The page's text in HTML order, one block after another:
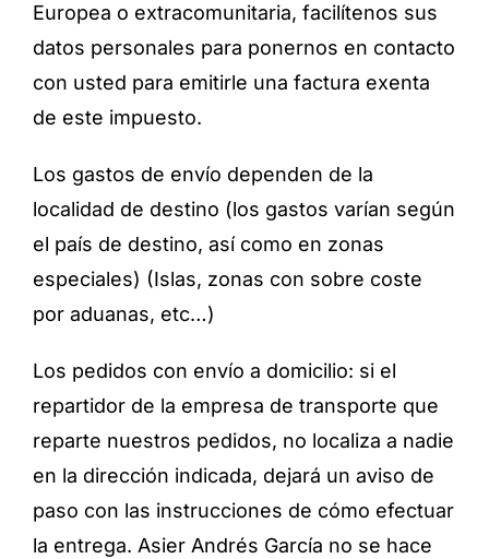
Europea o extracomunitaria, facilítenos sus
datos personales para ponernos en contacto
con usted para emitirle una factura exenta
de este impuesto.
Los gastos de envío dependen de la
localidad de destino (los gastos varían según
el país de destino, así como en zonas
especiales) (Islas, zonas con sobre coste
por aduanas, etc…)
Los pedidos con envío a domicilio: si el
repartidor de la empresa de transporte que
reparte nuestros pedidos, no localiza a nadie
en la dirección indicada, dejará un aviso de
paso con las instrucciones de cómo efectuar
la entrega. Asier Andrés García no se hace